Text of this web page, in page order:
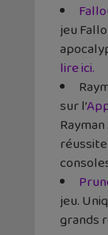
jeu
lire ici.
sur l’
jeu.
grands